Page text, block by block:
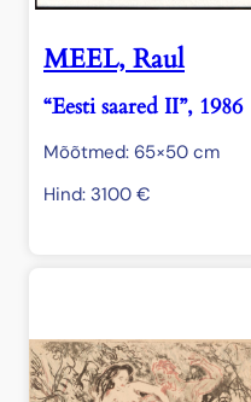
MEEL, Raul
“Eesti saared II”, 1986
Mõõtmed: 65×50 cm
Hind: 3100 €